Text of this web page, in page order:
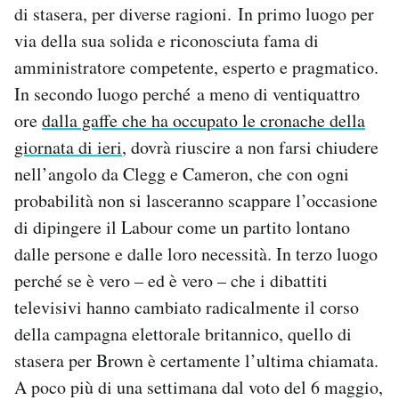
di stasera, per diverse ragioni. In primo luogo per
via della sua solida e riconosciuta fama di
amministratore competente, esperto e pragmatico.
In secondo luogo perché a meno di ventiquattro
oredalla gaffe che ha occupato le cronache della
giornata di ieri, dovrà riuscire a non farsi chiudere
nell’angolo da Clegg e Cameron, che con ogni
probabilità non si lasceranno scappare l’occasione
di dipingere il Labour come un partito lontano
dalle persone e dalle loro necessità. In terzo luogo
perché se è vero – ed è vero – che i dibattiti
televisivi hanno cambiato radicalmente il corso
della campagna elettorale britannico, quello di
stasera per Brown è certamente l’ultima chiamata.
A poco più di una settimana dal voto del 6 maggio,